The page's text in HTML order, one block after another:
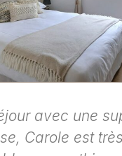
avec une
Carole est très